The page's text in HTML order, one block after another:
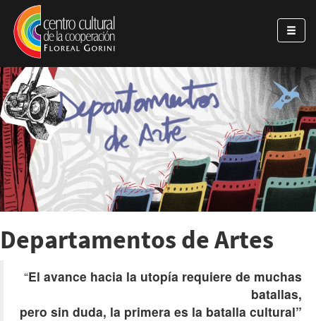
Pasar al contenido principal
Jump to main content
Departamentos de Artes
“El avance hacia la utopía requiere de muchas
batallas,
pero sin duda, la primera es la batalla cultural”